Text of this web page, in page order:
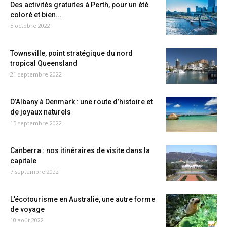
Des activités gratuites à Perth, pour un été
coloré et bien...
5 octobre 2022
Townsville, point stratégique du nord
tropical Queensland
21 septembre 2022
D’Albany à Denmark : une route d’histoire et
de joyaux naturels
15 septembre 2022
Canberra : nos itinéraires de visite dans la
capitale
7 septembre 2022
L’écotourisme en Australie, une autre forme
de voyage
10 août 2022